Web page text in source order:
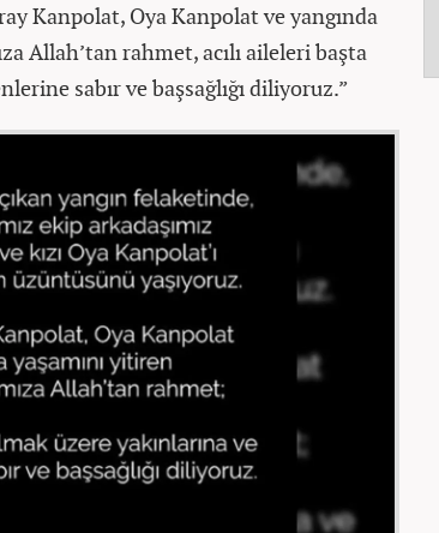
Kanpolat, Oya Kanpolat ve yangında
Allah’tan rahmet, acılı aileleri başta
sabır ve başsağlığı diliyoruz.”